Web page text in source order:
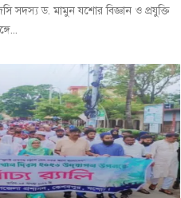
সদস্য ড. মামুন যশোর বিজ্ঞান ও প্রযুক্তি